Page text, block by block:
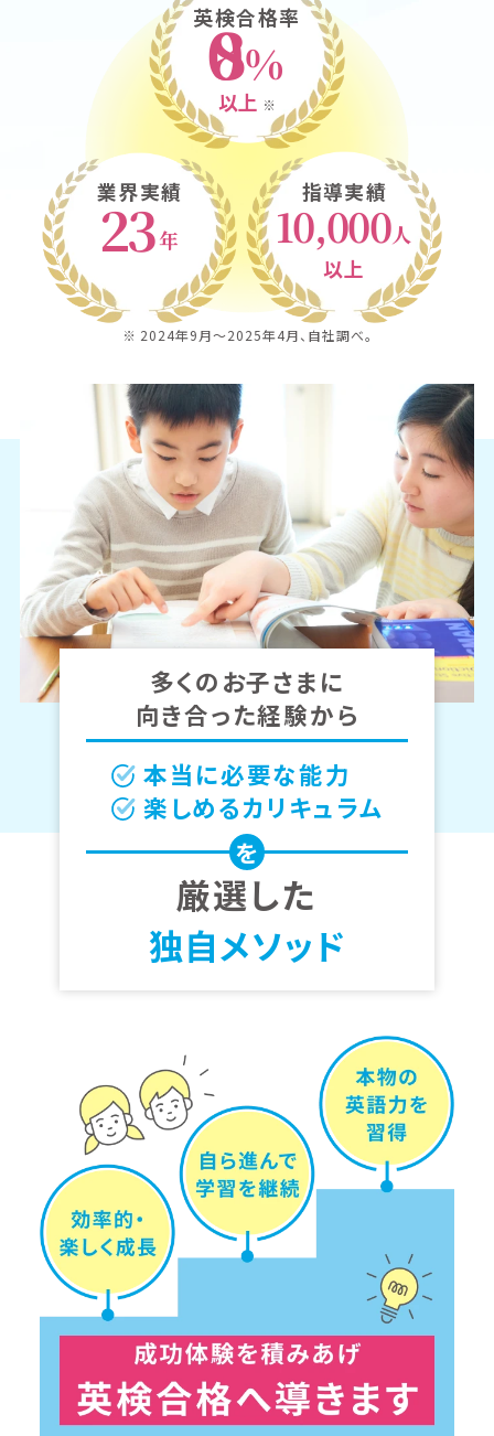
英検合格率
80%
以上 ※
業界実績
23年
指導実績
10,000人
以上
※ 2024年9月〜2025年4月、自社調べ。
多くのお子さまに
向き合った経験から
本当に必要な能力
楽しめるカリキュラム
を
厳選した
独自メソッド